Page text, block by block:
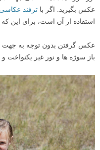
عکس بگیرید. اگر با ترفند عکاسی
استفاده از آن است، برای این
عکس گرفتن بدون توجه به جهت
باز سوژه ها و نور غیر